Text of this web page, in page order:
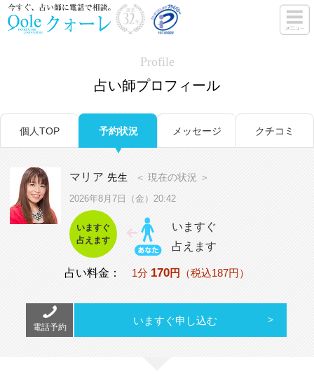
Profile
占い師プロフィール
個人TOP 予約状況 メッセージ クチコミ
マリア 先生 ＜ 現在の状況 ＞
2026年8月7日（金）20:42
いますぐ
占えます
いますぐ
占えます
占い料金： 1分 170円 （税込187円）
電話予約
いますぐ申し込む